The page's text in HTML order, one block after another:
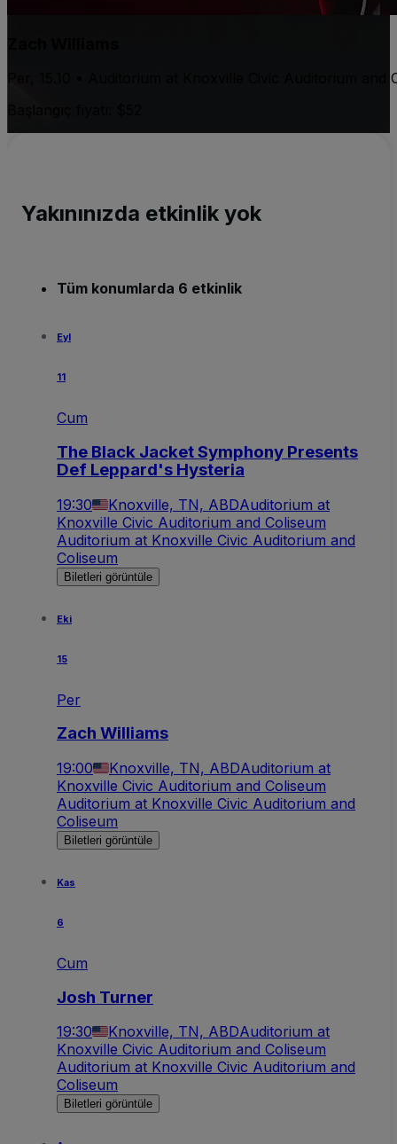
Per, 15.10 • Auditorium at Knoxville Civic Auditorium and
Yakınınızda etkinlik yok
Tüm konumlarda 6 etkinlik
Eyl
11
Cum
The Black Jacket Symphony Presents
Def Leppard's Hysteria
19:30 Knoxville, TN, ABDAuditorium at
Knoxville Civic Auditorium and Coliseum
Auditorium at Knoxville Civic Auditorium and
Coliseum
Biletleri görüntüle
Eki
15
Per
Zach Williams
19:00 Knoxville, TN, ABDAuditorium at
Knoxville Civic Auditorium and Coliseum
Auditorium at Knoxville Civic Auditorium and
Coliseum
Biletleri görüntüle
Kas
6
Cum
Josh Turner
19:30 Knoxville, TN, ABDAuditorium at
Knoxville Civic Auditorium and Coliseum
Auditorium at Knoxville Civic Auditorium and
Coliseum
Biletleri görüntüle